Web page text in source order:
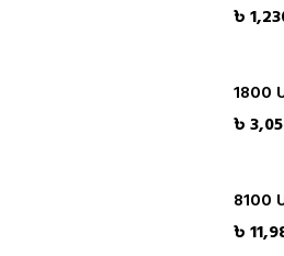
৳
1800
৳
8100
৳